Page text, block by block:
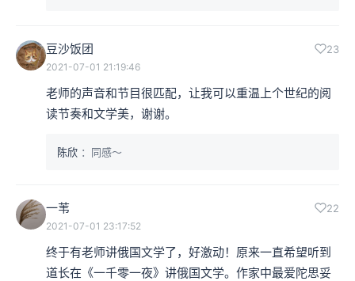
豆沙饭团 23
2021-07-01 21:19:46
老师的声音和节目很匹配，让我可以重温上个世纪的阅
读节奏和文学美，谢谢。
陈欣 ：同感～
一苇 22
2021-07-01 23:17:52
终于有老师讲俄国文学了，好激动！原来一直希望听到
道长在《一千零一夜》讲俄国文学。作家中最爱陀思妥